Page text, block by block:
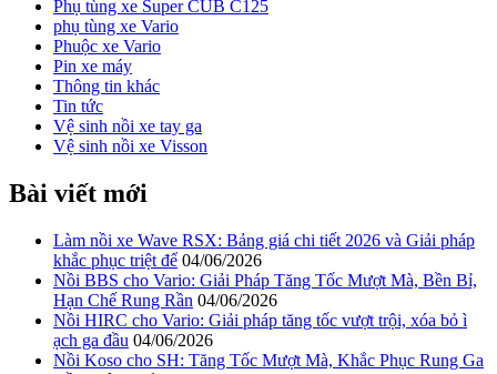
Phụ tùng xe Super CUB C125
phụ tùng xe Vario
Phuộc xe Vario
Pin xe máy
Thông tin khác
Tin tức
Vệ sinh nồi xe tay ga
Vệ sinh nồi xe Visson
Bài viết mới
Làm nồi xe Wave RSX: Bảng giá chi tiết 2026 và Giải pháp
khắc phục triệt để 04/06/2026
Nồi BBS cho Vario: Giải Pháp Tăng Tốc Mượt Mà, Bền Bỉ,
Hạn Chế Rung Rần 04/06/2026
Nồi HIRC cho Vario: Giải pháp tăng tốc vượt trội, xóa bỏ ì
ạch ga đầu 04/06/2026
Nồi Koso cho SH: Tăng Tốc Mượt Mà, Khắc Phục Rung Ga